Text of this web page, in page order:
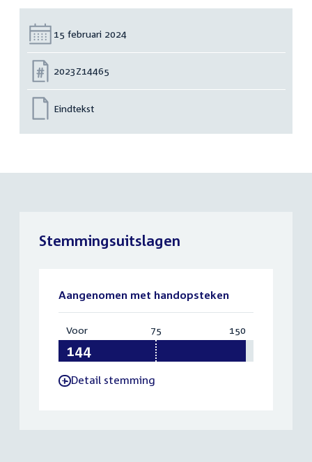
Datum:
15 februari 2024
Nummer:
2023Z14465
Eindtekst
Stemmingsuitslagen
Aangenomen met handopsteken
Voor:
144
75 150
-Detail stemming